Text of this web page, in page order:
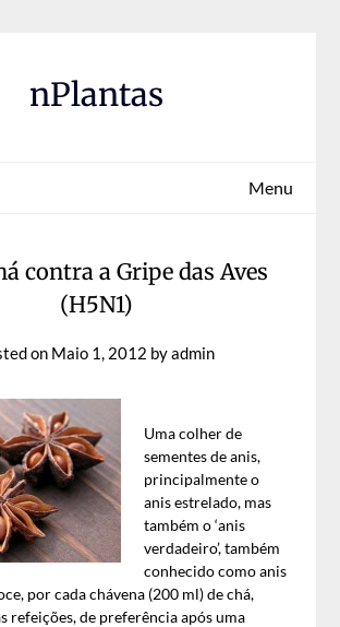
nPlantas
Menu
contra a Gripe das Aves
(H5N1)
on Maio 1, 2012 byadmin
Uma colher de
sementes de anis,
principalmente o
anis estrelado, mas
também o ‘anis
verdadeiro’, também
conhecido como anis
por cada chávena (200 ml) de chá,
refeições, de preferência após uma